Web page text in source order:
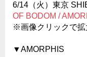
6/14（火）東京
OF BODOM /
※画像クリックで拡
▼AMORPHIS